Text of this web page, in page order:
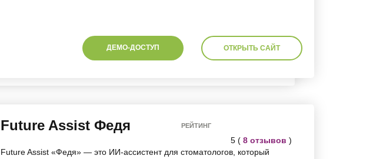
ДЕМО-ДОСТУП ОТКРЫТЬ САЙТ
Future Assist Федя РЕЙТИНГ
5 ( 8 отзывов )
Future Assist «Федя» — это ИИ-ассистент для стоматологов, который